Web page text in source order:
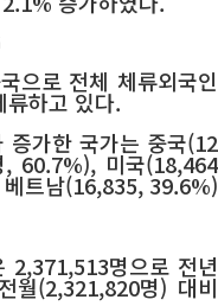
으로 전체 체류외국인
하고 있다.
증가한 국가는 중국(12
60.7%), 미국(18,464
트남(16,835, 39.6%)
2,371,513명으로 전년
월(2,321,820명) 대비